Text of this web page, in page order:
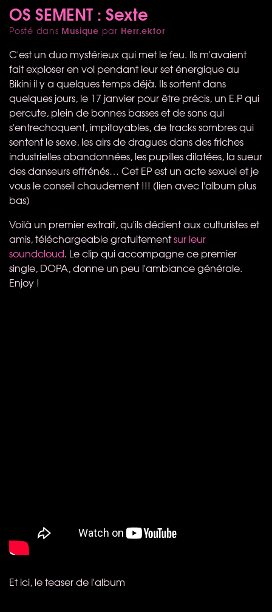
OS SEMENT : Sexte
Posté dans Musique par Herr.ektor
C'est un duo mystérieux qui met le feu. Ils m'avaient
fait exploser en vol pendant leur set énergique au
Bikini il y a quelques temps déjà. Ils sortent dans
quelques jours, le 17 janvier pour être précis, un E.P qui
percute, plein de bonnes basses et de sons qui
s'entrechoquent, impitoyables, de tracks sombres qui
sentent le sexe, les airs de dragues dans des friches
industrielles abandonnées, les pupilles dilatées, la sueur
des danseurs effrénés… Cet EP est un acte sexuel et je
vous le conseil chaudement !!! (lien avec l'album plus
bas)
Voilà un premier extrait, qu'ils dédient aux culturistes et
amis, téléchargeable gratuitementsur leur
soundcloud. Le clip qui accompagne ce premier
single, DOPA, donne un peu l'ambiance générale.
Enjoy !
Et ici, le teaser de l'album